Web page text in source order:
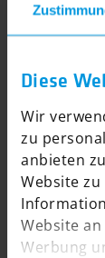
Diese
Wir
zu
anbieten
Website
Website
Werbung
ZUR